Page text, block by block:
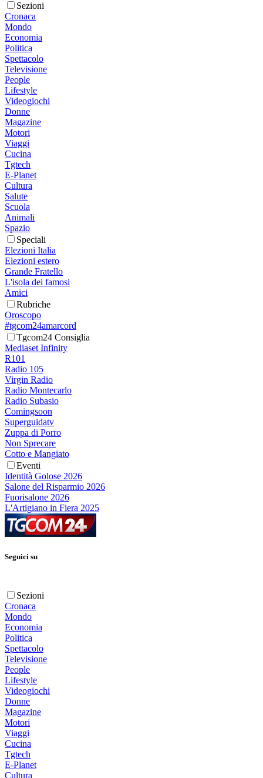
Sezioni
Cronaca
Mondo
Economia
Politica
Spettacolo
Televisione
People
Lifestyle
Videogiochi
Donne
Magazine
Motori
Viaggi
Cucina
Tgtech
E-Planet
Cultura
Salute
Scuola
Animali
Spazio
Speciali
Elezioni Italia
Elezioni estero
Grande Fratello
L'isola dei famosi
Amici
Rubriche
Oroscopo
#tgcom24amarcord
Tgcom24 Consiglia
Mediaset Infinity
R101
Radio 105
Virgin Radio
Radio Montecarlo
Radio Subasio
Comingsoon
Superguidatv
Zuppa di Porro
Non Sprecare
Cotto e Mangiato
Eventi
Identità Golose 2026
Salone del Risparmio 2026
Fuorisalone 2026
L'Artigiano in Fiera 2025
Seguici su
Sezioni
Cronaca
Mondo
Economia
Politica
Spettacolo
Televisione
People
Lifestyle
Videogiochi
Donne
Magazine
Motori
Viaggi
Cucina
Tgtech
E-Planet
Cultura